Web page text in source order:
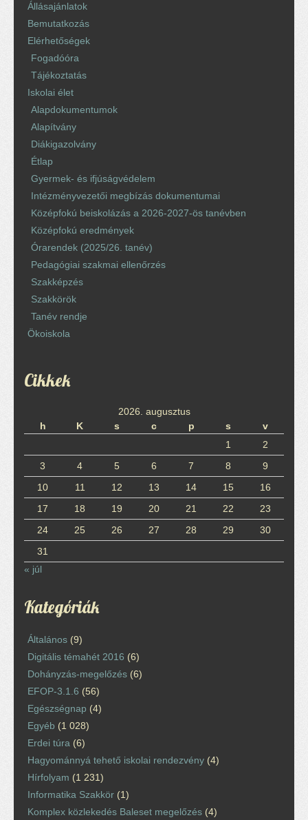
Állásajánlatok
Bemutatkozás
Elérhetőségek
Fogadóóra
Tájékoztatás
Iskolai élet
Alapdokumentumok
Alapítvány
Diákigazolvány
Étlap
Gyermek- és ifjúságvédelem
Intézményvezetői megbízás dokumentumai
Középfokú beiskolázás a 2026-2027-ös tanévben
Középfokú eredmények
Órarendek (2025/26. tanév)
Pedagógiai szakmai ellenőrzés
Szakképzés
Szakkörök
Tanév rendje
Ökoiskola
Cikkek
2026. augusztus
h
K s c p s
v
1
2
3
4 5 6 7 8
9
10
11 12 13 14 15
16
17
18 19 20 21 22
23
24
25 26 27 28 29
30
31
« júl
Kategóriák
Általános (9)
Digitális témahét 2016 (6)
Dohányzás-megelőzés (6)
EFOP-3.1.6 (56)
Egészségnap (4)
Egyéb (1 028)
Erdei túra (6)
Hagyománnyá tehető iskolai rendezvény (4)
Hírfolyam (1 231)
Informatika Szakkör (1)
Komplex közlekedés Baleset megelőzés (4)